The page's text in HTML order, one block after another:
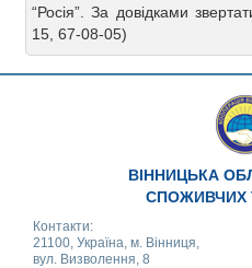
“Росія”. За довідками
15, 67-08-05)
ВІННИЦЬКА
СПОЖИВЧИХ
Контакти:
21100, Україна, м. Вінниця,
вул. Визволення, 8